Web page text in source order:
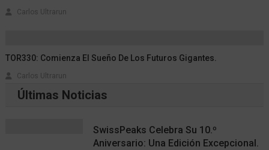
Carlos Ultrarun
TOR330: Comienza El Sueño De Los Futuros Gigantes.
Carlos Ultrarun
Últimas Noticias
SwissPeaks Celebra Su 10.º
Aniversario: Una Edición Excepcional.